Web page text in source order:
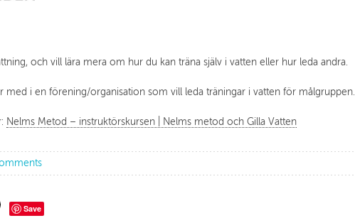
och vill lära mera om hur du kan träna själv i vatten eller hur leda andra.
med i en förening/organisation som vill leda träningar i vatten för målgruppen.
Nelms Metod – instruktörskursen | Nelms metod och Gilla Vatten
Save